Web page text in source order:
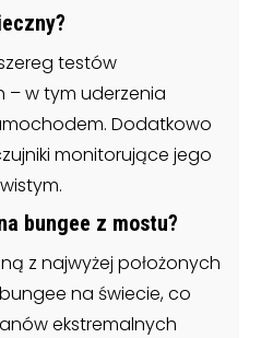
testów
– w tym uderzenia
Dodatkowo
monitorujące jego
bungee z mostu?
z najwyżej położonych
na świecie, co
ekstremalnych